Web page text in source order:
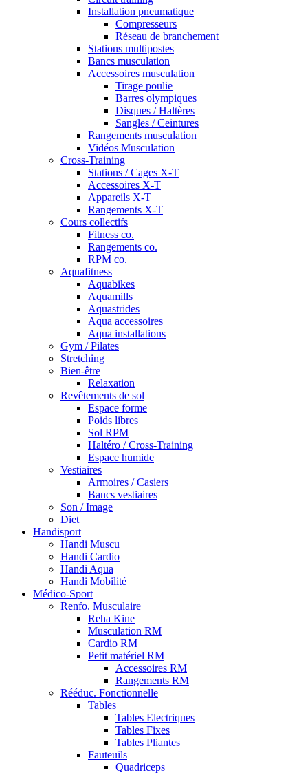
Installation pneumatique
Compresseurs
Réseau de branchement
Stations multipostes
Bancs musculation
Accessoires musculation
Tirage poulie
Barres olympiques
Disques / Haltères
Sangles / Ceintures
Rangements musculation
Vidéos Musculation
Cross-Training
Stations / Cages X-T
Accessoires X-T
Appareils X-T
Rangements X-T
Cours collectifs
Fitness co.
Rangements co.
RPM co.
Aquafitness
Aquabikes
Aquamills
Aquastrides
Aqua accessoires
Aqua installations
Gym / Pilates
Stretching
Bien-être
Relaxation
Revêtements de sol
Espace forme
Poids libres
Sol RPM
Haltéro / Cross-Training
Espace humide
Vestiaires
Armoires / Casiers
Bancs vestiaires
Son / Image
Diet
Handisport
Handi Muscu
Handi Cardio
Handi Aqua
Handi Mobilité
Médico-Sport
Renfo. Musculaire
Reha Kine
Musculation RM
Cardio RM
Petit matériel RM
Accessoires RM
Rangements RM
Rééduc. Fonctionnelle
Tables
Tables Electriques
Tables Fixes
Tables Pliantes
Fauteuils
Quadriceps